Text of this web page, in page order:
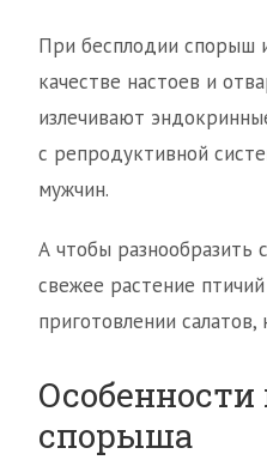
При бесплодии спорыш
качестве настоев и
излечивают
с репродуктивной
мужчин.
А чтобы разнообразить
свежее растение
приготовлении
спорыша